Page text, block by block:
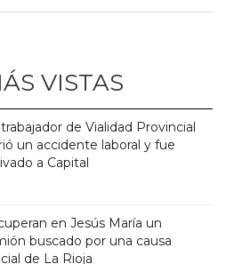
VISTAS
de Vialidad Provincial
un accidente laboral y fue
a Capital
en Jesús María un
buscado por una causa
de La Rioja